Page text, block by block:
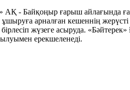
АҚ - Байқоңыр ғарыш айлағында
арналған кешеннің
бірлесіп жүзеге асыруда.
ерекшеленеді.